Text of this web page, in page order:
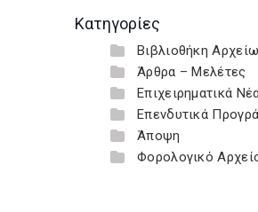
Κατηγορίες
Βιβλιοθήκη
Άρθρα – Μελέτες
Επιχειρηματικά
Επενδυτικά
Άποψη
Φορολογικό